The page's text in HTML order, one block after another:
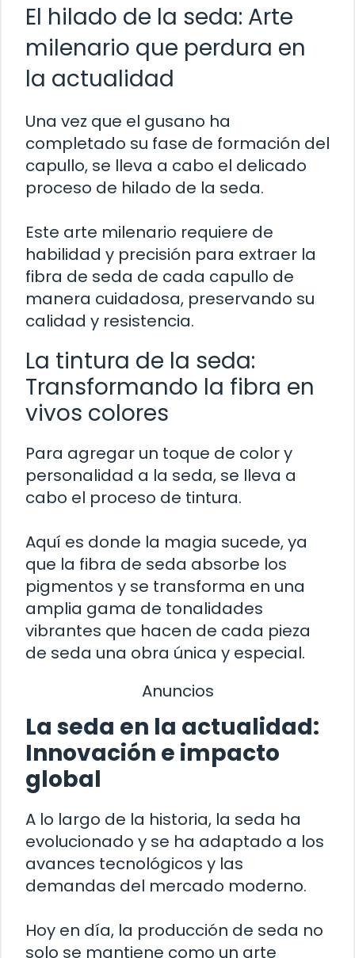
El hilado de la seda: Arte
milenario que perdura en
la actualidad
Una vez que el gusano ha
completado su fase de formación del
capullo, se lleva a cabo el delicado
proceso de hilado de la seda.
Este arte milenario requiere de
habilidad y precisión para extraer la
fibra de seda de cada capullo de
manera cuidadosa, preservando su
calidad y resistencia.
La tintura de la seda:
Transformando la fibra en
vivos colores
Para agregar un toque de color y
personalidad a la seda, se lleva a
cabo el proceso de tintura.
Aquí es donde la magia sucede, ya
que la fibra de seda absorbe los
pigmentos y se transforma en una
amplia gama de tonalidades
vibrantes que hacen de cada pieza
de seda una obra única y especial.
Anuncios
La seda en la actualidad:
Innovación e impacto
global
A lo largo de la historia, la seda ha
evolucionado y se ha adaptado a los
avances tecnológicos y las
demandas del mercado moderno.
Hoy en día, la producción de seda no
solo se mantiene como un arte